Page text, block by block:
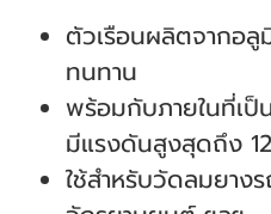
ตัวเรือนผลิตจากอ
ทนทาน
พร้อมกับภายในที่เป็
มีแรงดันสูงสุดถึง
ใช้สำหรับวัดลมยา